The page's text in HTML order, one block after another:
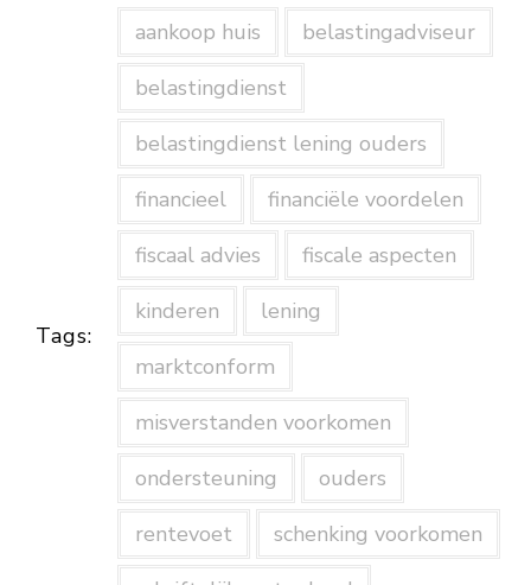
Tags:
aankoop huis
belastingadviseur
belastingdienst
belastingdienst lening ouders
financieel
financiële voordelen
fiscaal advies
fiscale aspecten
kinderen
lening
marktconform
misverstanden voorkomen
ondersteuning
ouders
rentevoet
schenking voorkomen